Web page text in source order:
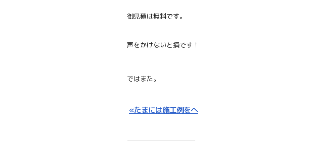
御見積は無料です。
声をかけないと損です！
ではまた。
«たまには施工例をへ